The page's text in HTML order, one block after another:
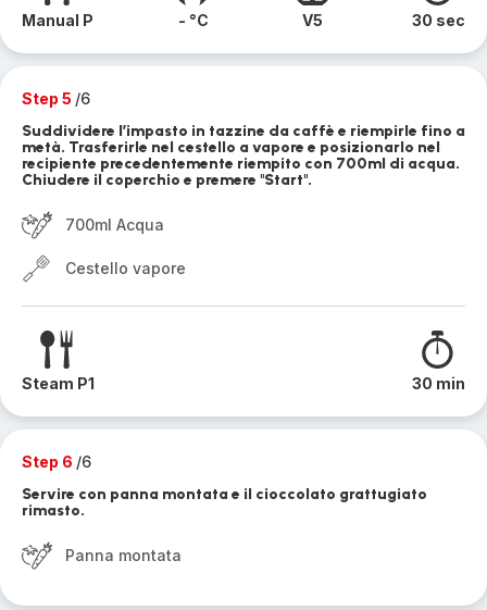
Manual P - °C V5 30 sec
Step 5 /6
Suddividere l’impasto in tazzine da caffè e riempirle fino a
metà. Trasferirle nel cestello a vapore e posizionarlo nel
recipiente precedentemente riempito con 700ml di acqua.
Chiudere il coperchio e premere "Start".
700ml Acqua
Cestello vapore
Steam P1 30 min
Step 6 /6
Servire con panna montata e il cioccolato grattugiato
rimasto.
Panna montata